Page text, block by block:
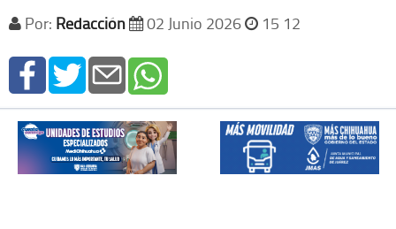
Por: Redacción 02 Junio 2026 15 12